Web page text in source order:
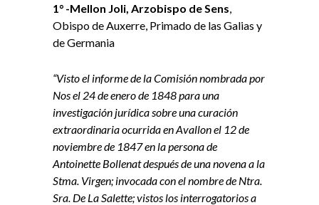
1° -Mellon Joli, Arzobispo de Sens
Obispo de Auxerre, Primado de las Galias y
de Germania
“Visto el informe de la Comisión nombrada por
Nos el 24 de enero de 1848 para una
investigación jurídica sobre una curación
extraordinaria ocurrida en Avallon el 12 de
noviembre de 1847 en la persona de
Antoinette Bollenat después de una novena a la
Stma. Virgen; invocada con el nombre de Ntra.
Sra. De La Salette; vistos los interrogatorios a